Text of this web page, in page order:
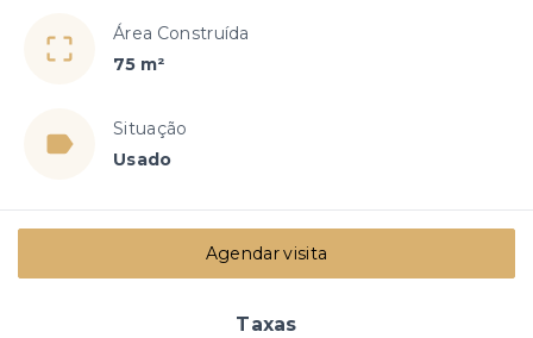
Área Construída
75 m²
Situação
Usado
Agendar visita
Taxas